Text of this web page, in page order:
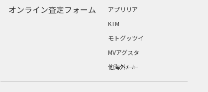
オンライン査定フォーム
アプリリア
KTM
モトグッツイ
MVアグスタ
他海外ﾒｰｶｰ